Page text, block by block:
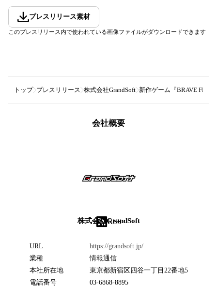
プレスリリース素材
このプレスリリース内で使われている画像ファイルがダウンロードできます
トップ プレスリリース 株式会社GrandSoft 新作ゲーム『BRAVE
会社概要
株式会社GrandSoft
RSS
URL
https://grandsoft.jp/
業種
情報通信
本社所在地
東京都新宿区四谷一丁目22番地5
電話番号
03-6868-8895